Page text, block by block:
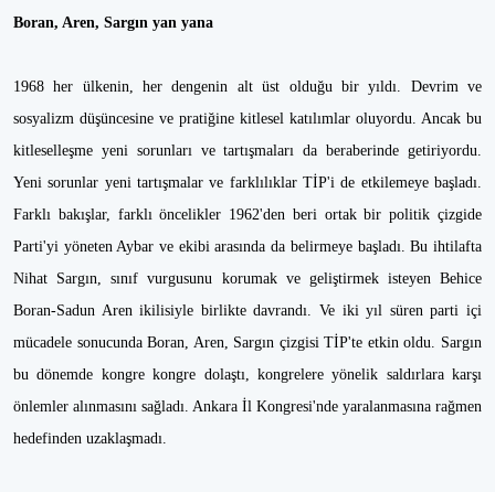
Boran, Aren, Sargın yan yana
1968 her ülkenin, her dengenin alt üst olduğu bir yıldı. Devrim ve
sosyalizm düşüncesine ve pratiğine kitlesel katılımlar oluyordu. Ancak bu
kitleselleşme yeni sorunları ve tartışmaları da beraberinde getiriyordu.
Yeni sorunlar yeni tartışmalar ve farklılıklar TİP'i de etkilemeye başladı.
Farklı bakışlar, farklı öncelikler 1962'den beri ortak bir politik çizgide
Parti'yi yöneten Aybar ve ekibi arasında da belirmeye başladı. Bu ihtilafta
Nihat Sargın, sınıf vurgusunu korumak ve geliştirmek isteyen Behice
Boran-Sadun Aren ikilisiyle birlikte davrandı. Ve iki yıl süren parti içi
mücadele sonucunda Boran, Aren, Sargın çizgisi TİP'te etkin oldu. Sargın
bu dönemde kongre kongre dolaştı, kongrelere yönelik saldırlara karşı
önlemler alınmasını sağladı. Ankara İl Kongresi'nde yaralanmasına rağmen
hedefinden uzaklaşmadı.